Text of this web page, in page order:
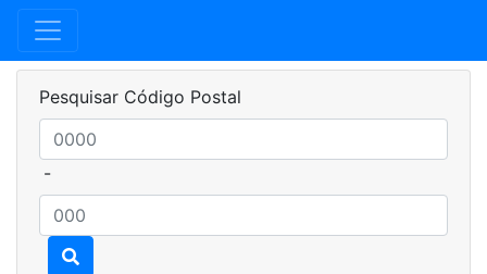
Pesquisar Código Postal
-